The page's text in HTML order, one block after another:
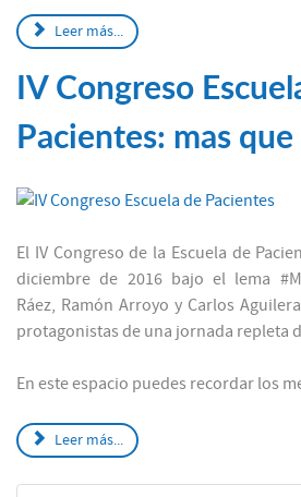
Leer más...
IV Congreso
Pacientes: mas
El IV Congreso de la Escuela de
diciembre de 2016 bajo el lema
Ráez, Ramón Arroyo y Carlos
protagonistas de una jornada repleta
En este espacio puedes recordar los
Leer más...